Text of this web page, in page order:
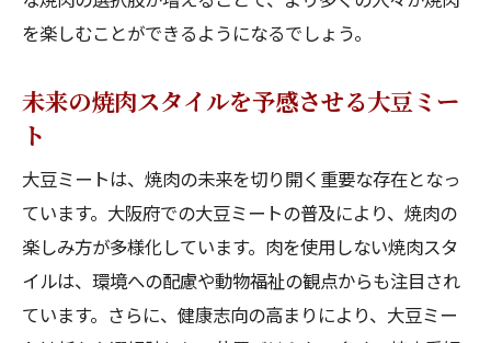
を楽しむことができるようになるでしょう。
未来の焼肉スタイルを予感させる大豆ミー
ト
大豆ミートは、焼肉の未来を切り開く重要な存在となっ
ています。大阪府での大豆ミートの普及により、焼肉の
楽しみ方が多様化しています。肉を使用しない焼肉スタ
イルは、環境への配慮や動物福祉の観点からも注目され
ています。さらに、健康志向の高まりにより、大豆ミー